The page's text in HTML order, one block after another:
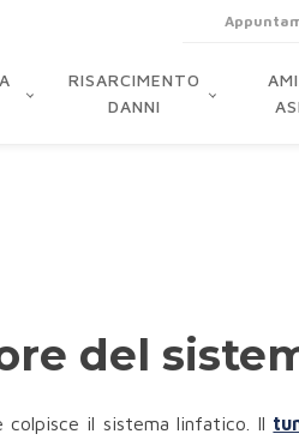
RISARCIMENTO
DANNI
del
il sistema linfatico. Il